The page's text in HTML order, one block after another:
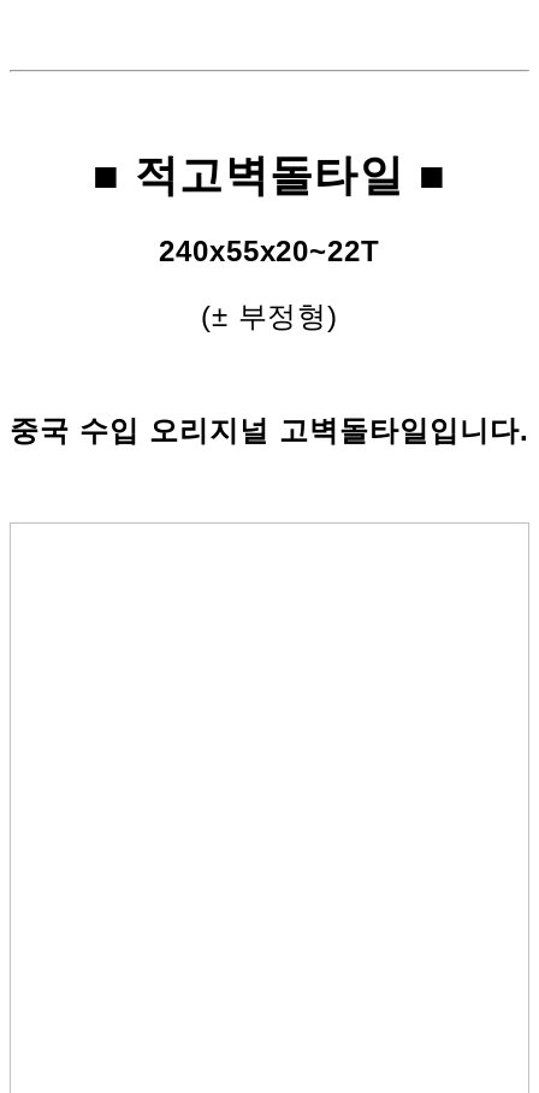
■ 적고벽돌타일 ■
240x55x20~22T
(± 부정형)
중국 수입 오리지널 고벽돌타일입니다.